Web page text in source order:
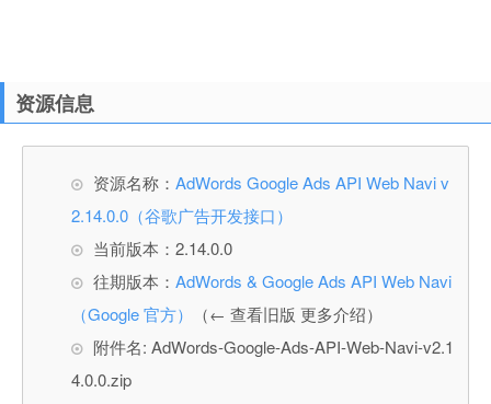
资源信息
资源名称： AdWords Google Ads API Web Navi v
2.14.0.0（谷歌广告开发接口）
当前版本：2.14.0.0
往期版本： AdWords & Google Ads API Web Navi
（Google 官方）
（← 查看旧版 更多介绍）
附件名: AdWords-Google-Ads-API-Web-Navi-v2.1
4.0.0.zip